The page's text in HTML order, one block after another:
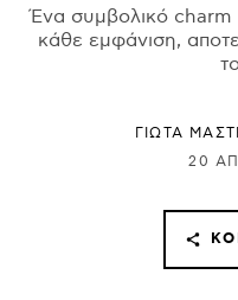
Ένα συμβολικό charm
κάθε εμφάνιση,
ΓΙΩΤΑ
20